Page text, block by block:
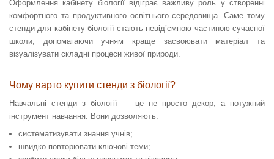
Оформлення кабінету біології відіграє важливу роль у створенні
комфортного та продуктивного освітнього середовища. Саме тому
стенди для кабінету біології стають невід’ємною частиною сучасної
школи, допомагаючи учням краще засвоювати матеріал та
візуалізувати складні процеси живої природи.
Чому варто купити стенди з біології?
Навчальні стенди з біології — це не просто декор, а потужний
інструмент навчання. Вони дозволяють:
систематизувати знання учнів;
швидко повторювати ключові теми;